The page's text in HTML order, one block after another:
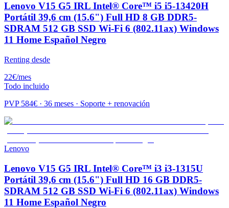
Lenovo V15 G5 IRL Intel® Core™ i5 i5-13420H
Portátil 39,6 cm (15.6") Full HD 8 GB DDR5-
SDRAM 512 GB SSD Wi-Fi 6 (802.11ax) Windows
11 Home Español Negro
Renting desde
22€/mes
Todo incluido
PVP 584€ · 36 meses · Soporte + renovación
Lenovo
Lenovo V15 G5 IRL Intel® Core™ i3 i3-1315U
Portátil 39,6 cm (15.6") Full HD 16 GB DDR5-
SDRAM 512 GB SSD Wi-Fi 6 (802.11ax) Windows
11 Home Español Negro